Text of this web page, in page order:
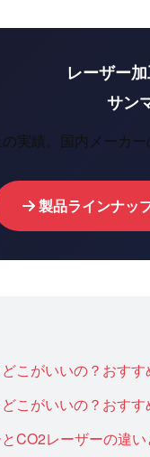
レーザー
サン
実績。国内メーカ
製品ラインナッ
こがいいの？おす
こがいいの？おす
CO2レーザーの違い